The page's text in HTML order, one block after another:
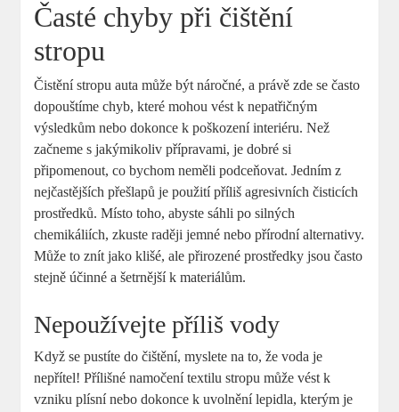
Časté chyby při čištění
stropu
Čistění stropu auta může být náročné, a právě zde se často
dopouštíme chyb, které mohou vést k nepatřičným
výsledkům nebo dokonce k poškození interiéru. Než
začneme s jakýmikoliv přípravami, je dobré si
připomenout, co bychom neměli podceňovat. Jedním z
nejčastějších přešlapů je použití příliš agresivních čisticích
prostředků. Místo toho, abyste sáhli po silných
chemikáliích, zkuste raději jemné nebo přírodní alternativy.
Může to znít jako klišé, ale přirozené prostředky jsou často
stejně účinné a šetrnější k materiálům.
Nepoužívejte příliš vody
Když se pustíte do čištění, myslete na to, že voda je
nepřítel! Přílišné namočení textilu stropu může vést k
vzniku plísní nebo dokonce k uvolnění lepidla, kterým je